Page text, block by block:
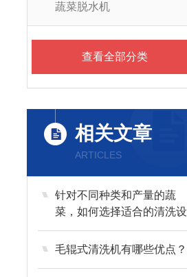
蔬菜脱水机
查看全部分类
相关文章
ARTICLES
针对不同种类和产量的蔬
菜，如何选择适合的清洗设
备？
毛辊式清洗机有哪些优点？